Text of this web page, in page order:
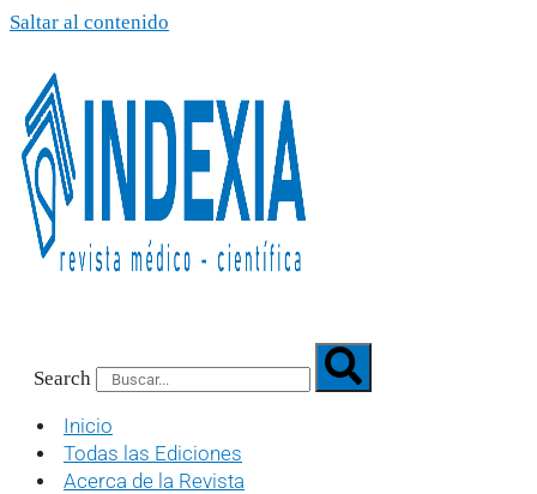
Saltar al contenido
Search
Inicio
Todas las Ediciones
Acerca de la Revista